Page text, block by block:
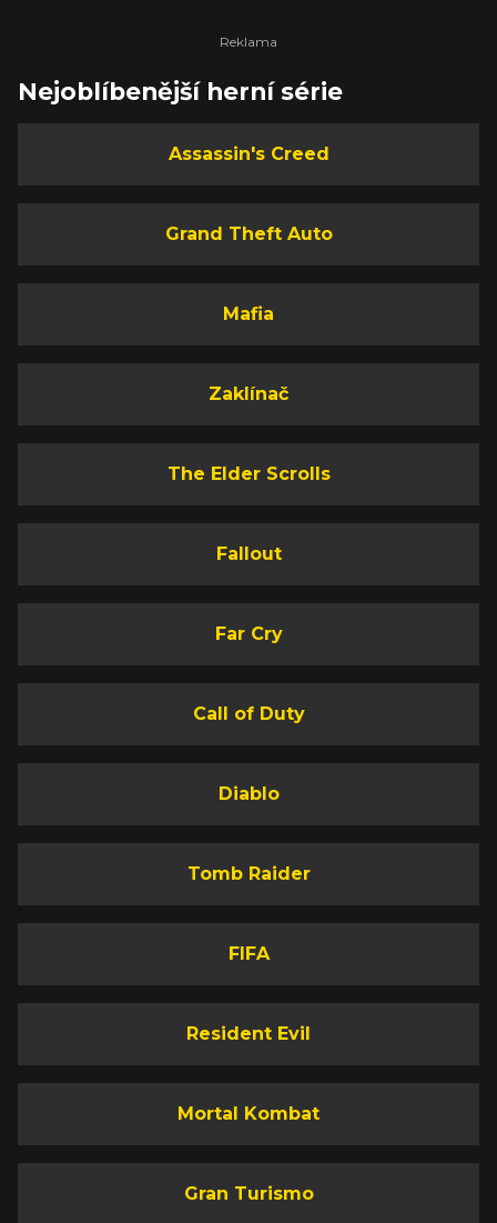
Nejoblíbenější herní série
Assassin's Creed
Grand Theft Auto
Mafia
Zaklínač
The Elder Scrolls
Fallout
Far Cry
Call of Duty
Diablo
Tomb Raider
FIFA
Resident Evil
Mortal Kombat
Gran Turismo